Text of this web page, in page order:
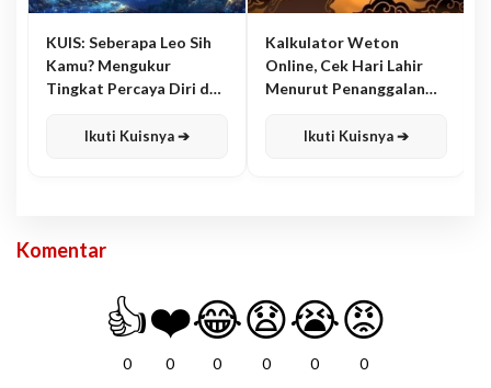
KUIS: Seberapa Leo Sih
Kamu? Mengukur
Tingkat Percaya Diri dan
Ikuti Kuisnya ➔
Kalkulator Weton
Online, Cek Hari Lahir
Menurut Penanggalan
Ikuti Kuisnya ➔
Komentar
👍
0
❤️
0
😂
0
😧
0
😭
0
😡
0